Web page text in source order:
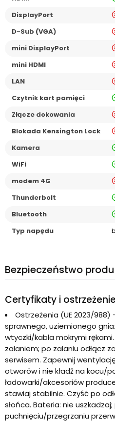
DisplayPort
D-Sub (VGA)
mini DisplayPort
mini HDMI
LAN
Czytnik kart pamięci
Złącze dokowania
Blokada Kensington Lock
Kamera
WiFi
modem 4G
Thunderbolt
Bluetooth
Typ napędu
Bezpieczeństwo
Certyfikaty i
Ostrzeżenia (UE 2023/
sprawnego, uziemionego
wtyczki/kabla mokrymi
zalaniem; po zalaniu odłącz
serwisem. Zapewnij
otworów i nie kładź na kocu/
ładowarki/akcesoriów
stawiaj stabilnie. Czyść po
słońca. Bateria: nie uszkadzaj;
puchnięciu/przegrzaniu